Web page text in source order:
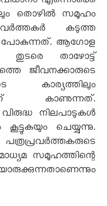
തൊഴിൽ സമൂഹം
കടുത്ത
പോകുന്നത്. ആഗോള
തുടരെ താഴോട്ട്
ജീവനക്കാരുടെ
കാര്യത്തിലും
കാണുന്നത്.
വിരുദ്ധ നിലപാടുകൾ
ചെയ്യുന്നു.
സമൂഹത്തിന്റെ